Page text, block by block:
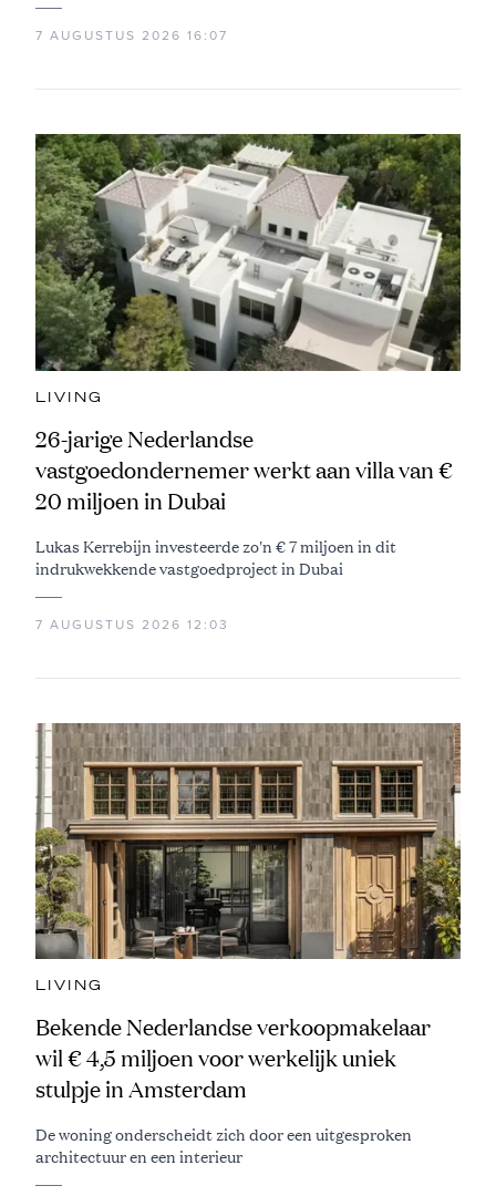
7 AUGUSTUS 2026 16:07
LIVING
26-jarige Nederlandse
vastgoedondernemer werkt aan villa van €
20 miljoen in Dubai
Lukas Kerrebijn investeerde zo'n € 7 miljoen in dit
indrukwekkende vastgoedproject in Dubai
7 AUGUSTUS 2026 12:03
LIVING
Bekende Nederlandse verkoopmakelaar
wil € 4,5 miljoen voor werkelijk uniek
stulpje in Amsterdam
De woning onderscheidt zich door een uitgesproken
architectuur en een interieur